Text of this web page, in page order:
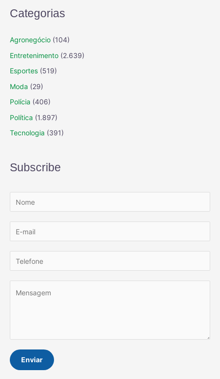
Categorias
Agronegócio (104)
Entretenimento (2.639)
Esportes (519)
Moda (29)
Polícia (406)
Política (1.897)
Tecnologia (391)
Subscribe
Enviar